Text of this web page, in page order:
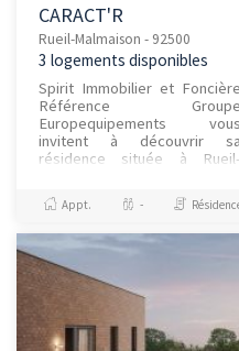
CARACT'R
Rueil-Malmaison - 92500
3 logements disponibles
Spirit Immobilier et Foncière
Référence Groupe
Europequipements vous
invitent à découvrir sa
résidence située à Rueil-
superbe forêt de Malmaison,
à seulement 8 km de...
Appt. - Résidence